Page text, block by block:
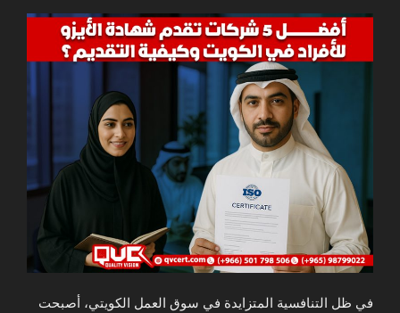
في ظل التنافسية المتزايدة في سوق العمل الكويتي، أصبحت